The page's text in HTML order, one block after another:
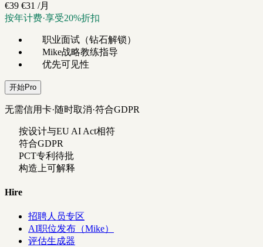
€39 €31 /月
按年计费·享受20%折扣
职业面试（钻石解锁）
Mike战略教练指导
优先可见性
开始Pro
无需信用卡·随时取消·符合GDPR
按设计与EU AI Act相符
符合GDPR
PCT专利待批
构造上可解释
Hire
招聘人员专区
AI职位发布（Mike）
评估生成器